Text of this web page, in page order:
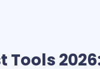
Tools